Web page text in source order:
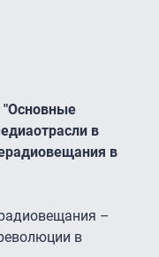
"Основные
в
в
–
в